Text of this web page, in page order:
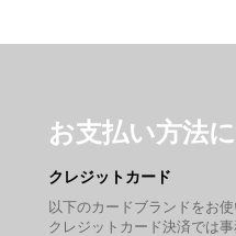
お支払い方法
クレジットカード
以下のカードブランドをお使
クレジットカード決済では